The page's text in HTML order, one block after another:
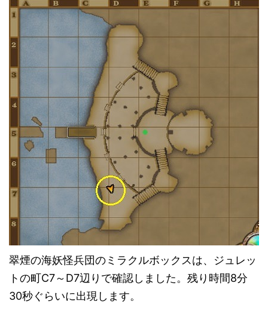
翠煙の海妖怪兵団のミラクルボックスは、ジュレッ
トの町C7～D7辺りで確認しました。残り時間8分
30秒ぐらいに出現します。